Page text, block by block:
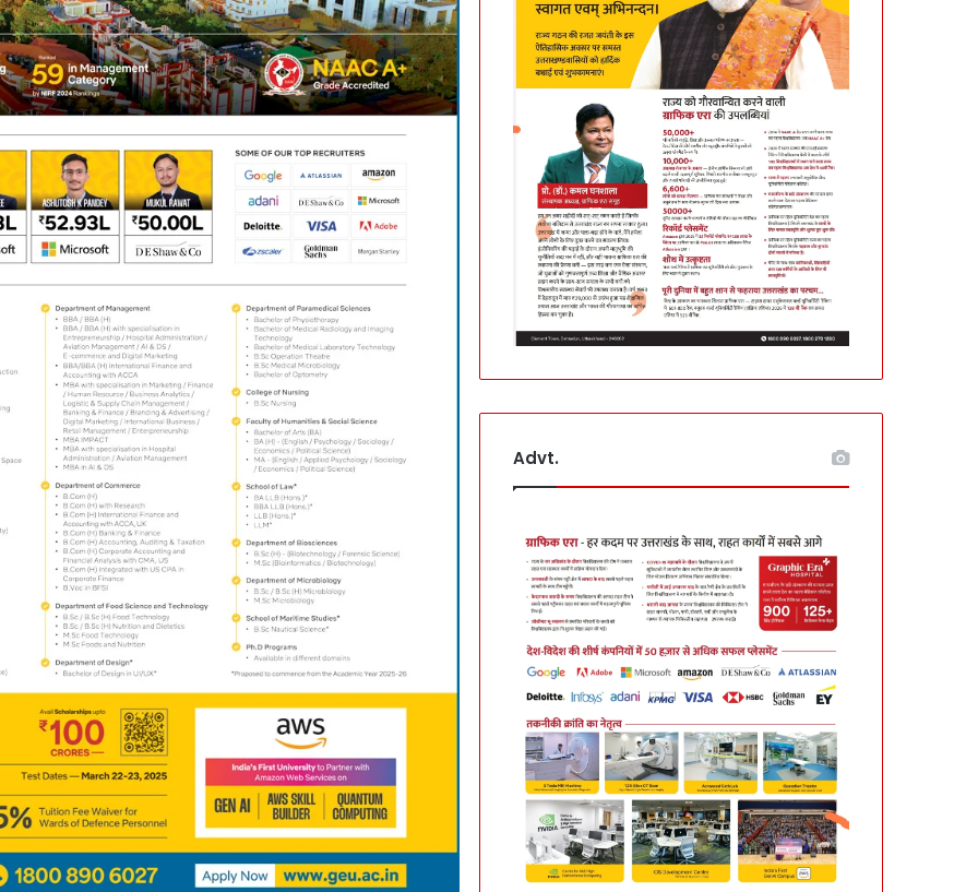
Advt.